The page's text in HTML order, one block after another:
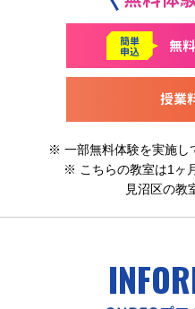
授業
簡単
申込 無
※ 一部無料体験を実施し
※ こちらの教室は1ヶ
見沼区の教